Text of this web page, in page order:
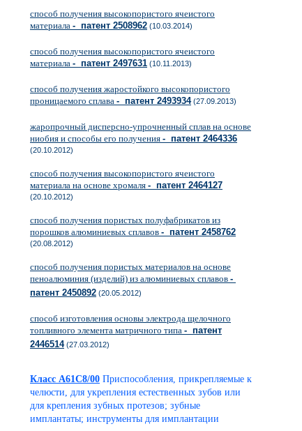
способ получения высокопористого ячеистого
материала - патент 2508962 (10.03.2014)
способ получения высокопористого ячеистого
материала - патент 2497631 (10.11.2013)
cпособ получения жаростойкого высокопористого
проницаемого сплава - патент 2493934(27.09.2013)
жаропрочный дисперсно-упрочненный сплав на основе
ниобия и способы его получения - патент 2464336
(20.10.2012)
способ получения высокопористого ячеистого
материала на основе хромаля - патент 2464127
(20.10.2012)
способ получения пористых полуфабрикатов из
порошков алюминиевых сплавов - патент 2458762
(20.08.2012)
способ получения пористых материалов на основе
пеноалюминия (изделий) из алюминиевых сплавов -
патент 2450892 (20.05.2012)
способ изготовления основы электрода щелочного
топливного элемента матричного типа - патент
2446514(27.03.2012)
Класс A61C8/00 Приспособления, прикрепляемые к
челюсти, для укрепления естественных зубов или
для крепления зубных протезов; зубные
имплантаты; инструменты для имплантации